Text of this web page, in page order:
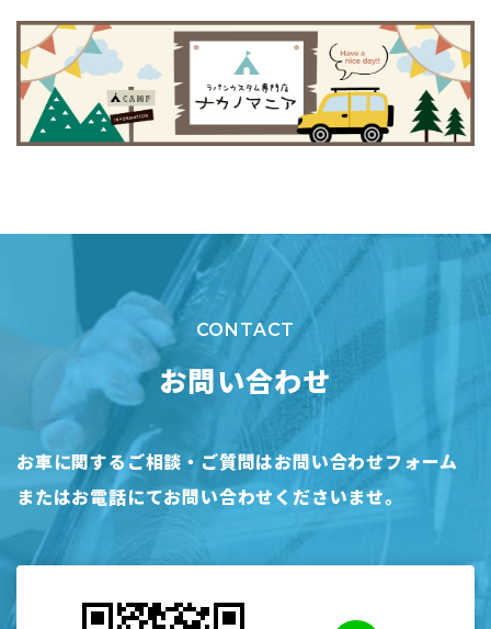
CONTACT
お問い合わせ
お車に関するご相談・ご質問はお問い合わせフォーム
またはお電話にてお問い合わせくださいませ。